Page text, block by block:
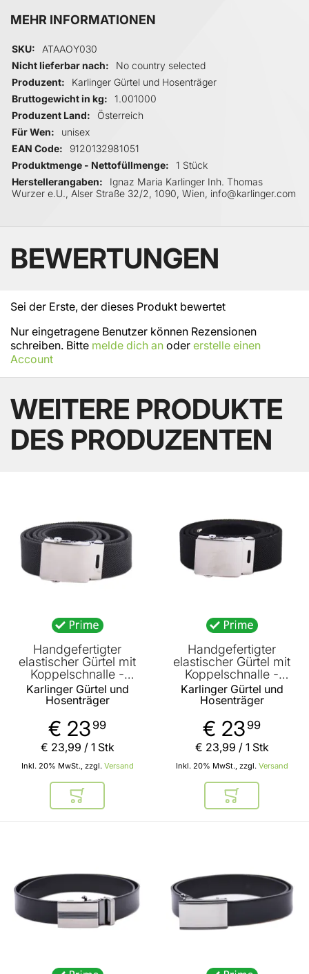
MEHR INFORMATIONEN
Mehr Informationen
SKU
ATAAOY030
Nicht lieferbar nach
No country selected
Produzent
Karlinger Gürtel und Hosenträger
Bruttogewicht in kg
1.001000
Produzent Land
Österreich
Für Wen
unisex
EAN Code
9120132981051
Produktmenge - Nettofüllmenge
1 Stück
Herstellerangaben
Ignaz Maria Karlinger Inh. Thomas
Wurzer e.U., Alser Straße 32/2, 1090, Wien, info@karlinger.com
BEWERTUNGEN
Sei der Erste, der dieses Produkt bewertet
Nur eingetragene Benutzer können Rezensionen
schreiben. Bitte melde dich an oder erstelle einen
Account
WEITERE PRODUKTE
DES PRODUZENTEN
Handgefertigter
elastischer Gürtel mit
Koppelschnalle -
Dunkelgrau- 35mm
Breite
Karlinger Gürtel und
Hosenträger
€ 23 99
Inkl. 20% MwSt., zzgl. Versand
€ 23,99 / 1 Stk
In den Warenkorb
Handgefertigter
elastischer Gürtel mit
Koppelschnalle -
Schwarz- 35mm Breite
Karlinger Gürtel und
Hosenträger
€ 23 99
Inkl. 20% MwSt., zzgl. Versand
€ 23,99 / 1 Stk
In den